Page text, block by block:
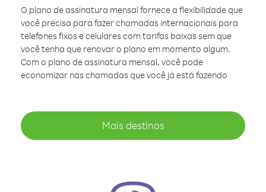
O plano de assinatura mensal fornece a flexibilidade que
você precisa para fazer chamadas internacionais para
telefones fixos e celulares com tarifas baixas sem que
você tenha que renovar o plano em momento algum.
Com o plano de assinatura mensal, você pode
economizar nas chamadas que você já está fazendo
Mais destinos